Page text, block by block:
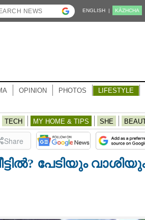
ENGLISH | KĀZHCHA
OPINION PHOTOS LIFESTYLE
TECH MY HOME & TIPS SHE
Share
പേടിയും